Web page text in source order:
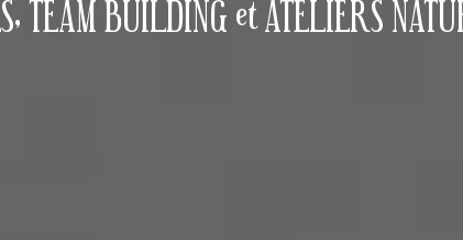
TEAM BUILDING et ATELIERS